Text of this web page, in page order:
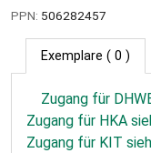
PPN: 506282457
Exemplare ( 0 )
Zugang für
Zugang für HKA
Zugang für KIT